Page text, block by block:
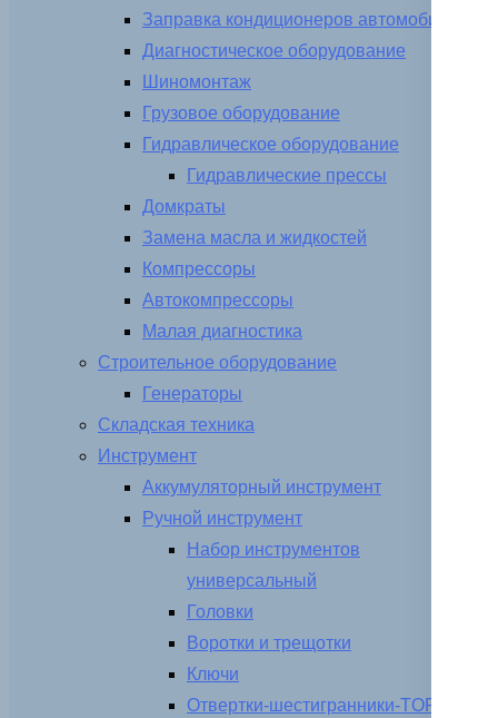
Заправка кондиционеров автомобиля
Диагностическое оборудование
Шиномонтаж
Грузовое оборудование
Гидравлическое оборудование
Гидравлические прессы
Домкраты
Замена масла и жидкостей
Компрессоры
Автокомпрессоры
Малая диагностика
Строительное оборудование
Генераторы
Складская техника
Инструмент
Аккумуляторный инструмент
Ручной инструмент
Набор инструментов
универсальный
Головки
Воротки и трещотки
Ключи
Отвертки-шестигранники-TORX-